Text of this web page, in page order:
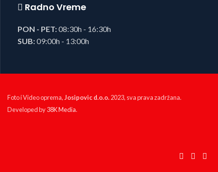
Radno Vreme
PON - PET:08:30h - 16:30h
SUB:09:00h - 13:00h
Foto i Video oprema,Josipovic d.o.o.2023, sva prava zadržana.
Developed by38K Media.